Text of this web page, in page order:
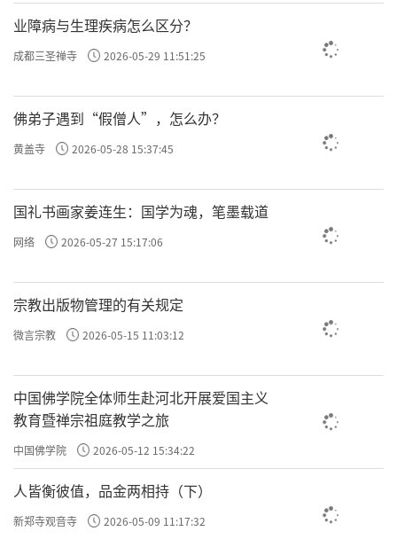
业障病与生理疾病怎么区分？
成都三圣禅寺 2026-05-29 11:51:25
佛弟子遇到“假僧人”，怎么办？
黄盖寺 2026-05-28 15:37:45
国礼书画家姜连生：国学为魂，笔墨载道
网络 2026-05-27 15:17:06
宗教出版物管理的有关规定
微言宗教 2026-05-15 11:03:12
中国佛学院全体师生赴河北开展爱国主义
教育暨禅宗祖庭教学之旅
中国佛学院 2026-05-12 15:34:22
人皆衡彼值，品金两相持（下）
新郑寺观音寺 2026-05-09 11:17:32